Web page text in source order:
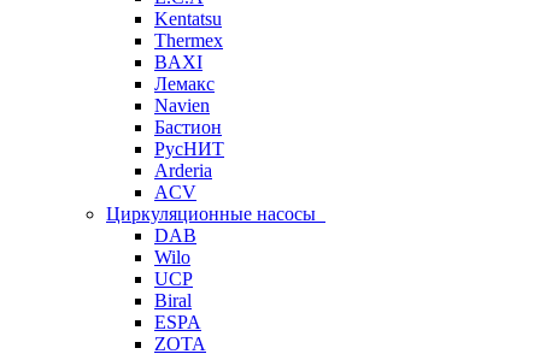
Kentatsu
Thermex
BAXI
Лемакс
Navien
Бастион
РусНИТ
Arderia
ACV
Циркуляционные насосы
DAB
Wilo
UCP
Biral
ESPA
ZOTA